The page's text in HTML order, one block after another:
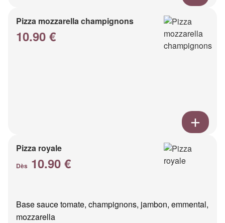
Pizza mozzarella champignons
10.90 €
Pizza royale
Dès 10.90 €
Base sauce tomate, champignons, jambon, emmental,
mozzarella